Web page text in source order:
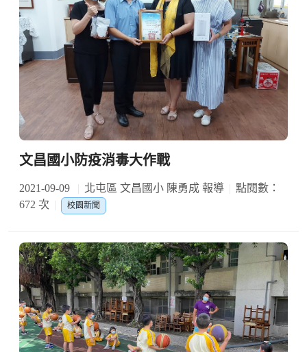
文昌國小防疫消毒大作戰
2021-09-09 北屯區 文昌國小 陳勇成 報導
點閱數：
672 次
校園新聞